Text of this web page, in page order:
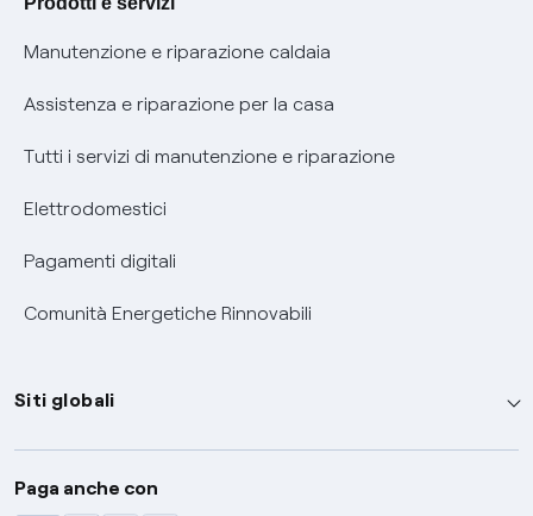
Informativa RAEE
Manutenzione e riparazione caldaia
Assistenza e riparazione per la casa
Tutti i servizi di manutenzione e riparazione
Elettrodomestici
Pagamenti digitali
Comunità Energetiche Rinnovabili
Siti globali
Enel Group
Paga anche con